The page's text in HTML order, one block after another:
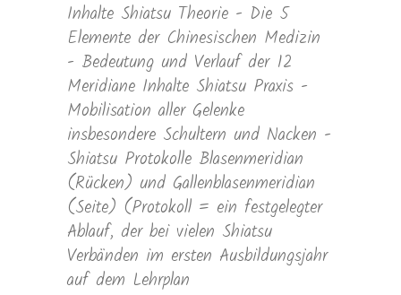
Inhalte Shiatsu Theorie - Die 5
Elemente der Chinesischen Medizin
- Bedeutung und Verlauf der 12
Meridiane Inhalte Shiatsu Praxis -
Mobilisation aller Gelenke
insbesondere Schultern und Nacken -
Shiatsu Protokolle Blasenmeridian
(Rücken) und Gallenblasenmeridian
(Seite) (Protokoll = ein festgelegter
Ablauf, der bei vielen Shiatsu
Verbänden im ersten Ausbildungsjahr
auf dem Lehrplan